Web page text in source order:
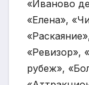
«Иваново
«Елена»,
«Ревизор»,
рубеж»,